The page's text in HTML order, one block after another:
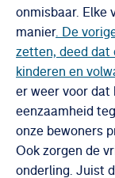
onmisbaar. Elke
manier. De
zetten, deed dat
kinderen en
er weer voor
eenzaamheid
onze bewoners
Ook zorgen de
onderling. Juist